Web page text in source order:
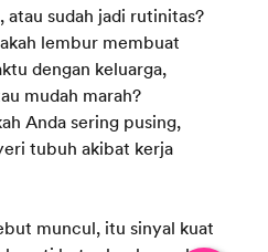
atau sudah jadi rutinitas?
lembur membuat
dengan keluarga,
mudah marah?
Anda sering pusing,
tubuh akibat kerja
muncul, itu sinyal kuat